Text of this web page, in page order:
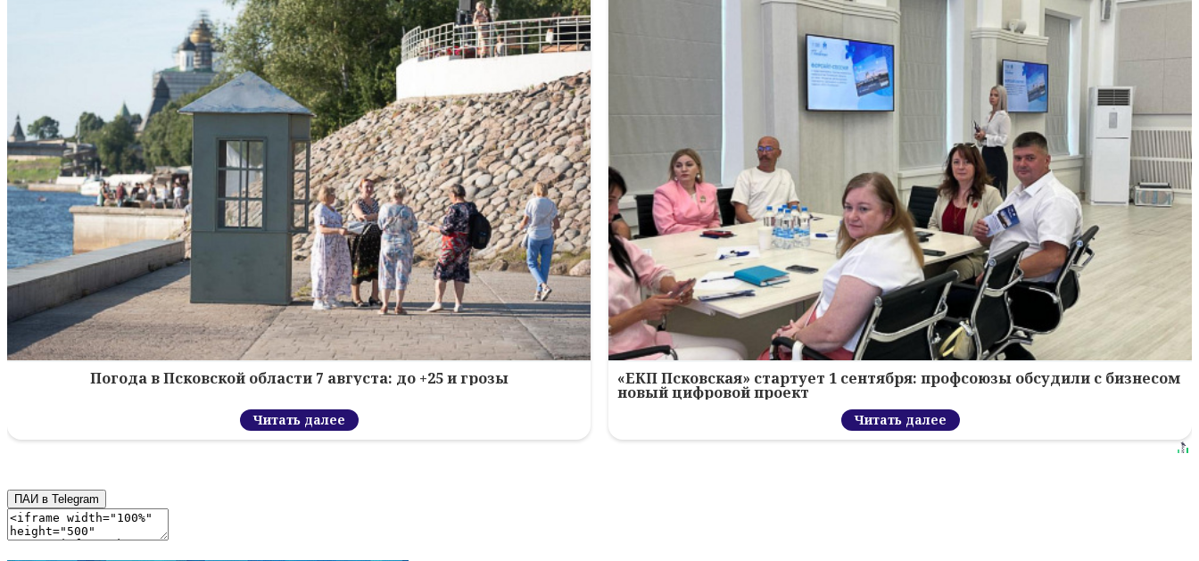
Погода в Псковской области 7 августа: до +25 и грозы
Читать далее
«ЕКП Псковская» стартует 1 сентября: профсоюзы обсудили с бизнесом
новый цифровой проект
Читать далее
ПАИ в Telegram